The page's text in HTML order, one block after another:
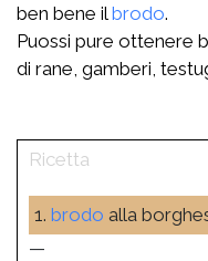
ben bene ilbrodo.
Puossi pure ottenere
di rane, gamberi,
1. brodo alla
—